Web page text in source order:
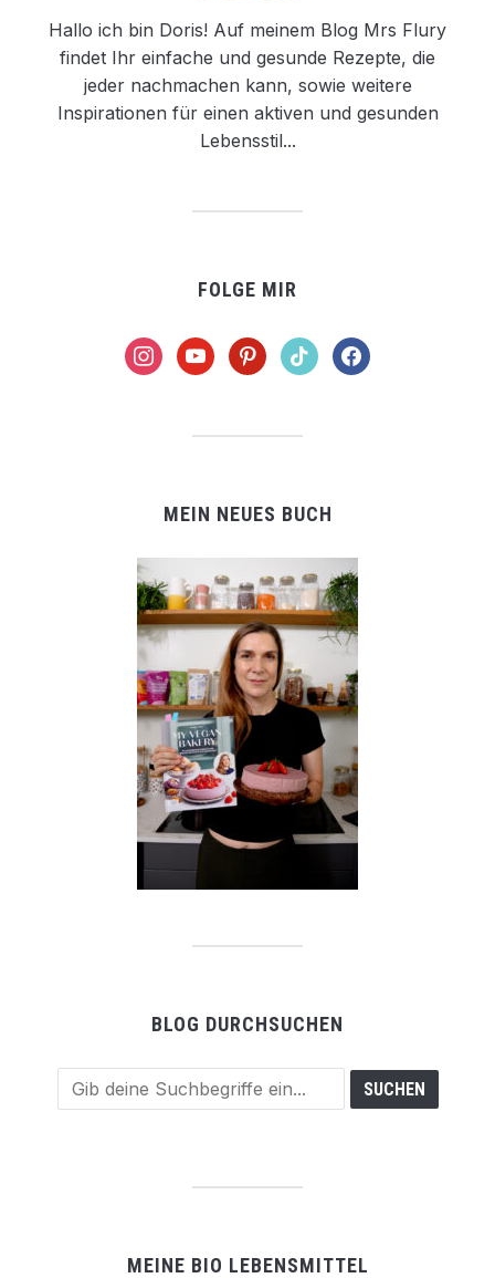
Hallo ich bin Doris! Auf meinem Blog Mrs Flury
findet Ihr einfache und gesunde Rezepte, die
jeder nachmachen kann, sowie weitere
Inspirationen für einen aktiven und gesunden
Lebensstil...
FOLGE MIR
instagramyoutubepinteresttiktok facebook
MEIN NEUES BUCH
BLOG DURCHSUCHEN
MEINE BIO LEBENSMITTEL